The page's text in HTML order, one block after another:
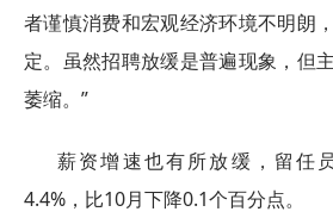
者谨慎消费和宏观经济环境不明朗
定。虽然招聘放缓是普遍现象，但
萎缩。”
薪资增速也有所放缓，留任
4.4%，比10月下降0.1个百分点。